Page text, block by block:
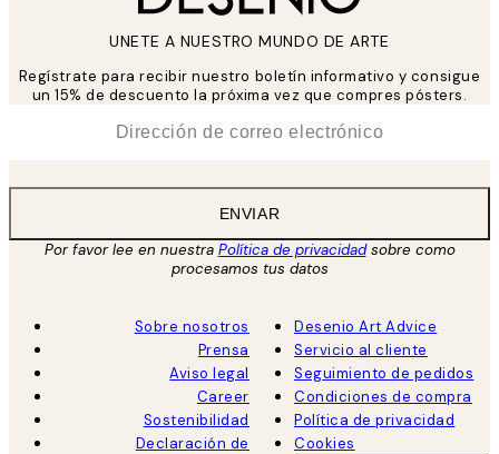
UNETE A NUESTRO MUNDO DE ARTE
Regístrate para recibir nuestro boletín informativo y consigue
un 15% de descuento la próxima vez que compres pósters.
ENVIAR
Por favor lee en nuestra Política de privacidadsobre como
procesamos tus datos
Sobre nosotros
Prensa
Aviso legal
Career
Sostenibilidad
Declaración de
Desenio Art Advice
Servicio al cliente
Seguimiento de pedidos
Condiciones de compra
Política de privacidad
Cookies